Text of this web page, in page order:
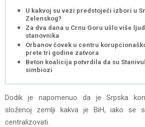
U kakvoj su vezi predstojeći izbori u
Zelenskog?
Za dva dana u Crnu Goru ušlo više
stanovnika
Orbanov čovek u centru
prete tri godine zatvora
Beton koalicija potvrdila da su
simbiozi
Dodik je napomenuo da je Srpska
složenoj zemlji kakva je BiH, iako se
centralizovati.